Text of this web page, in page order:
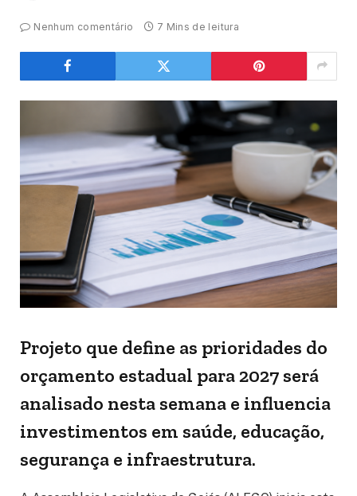
Nenhum comentário 7 Mins de leitura
Projeto que define as prioridades do
orçamento estadual para 2027 será
analisado nesta semana e influencia
investimentos em saúde, educação,
segurança e infraestrutura.